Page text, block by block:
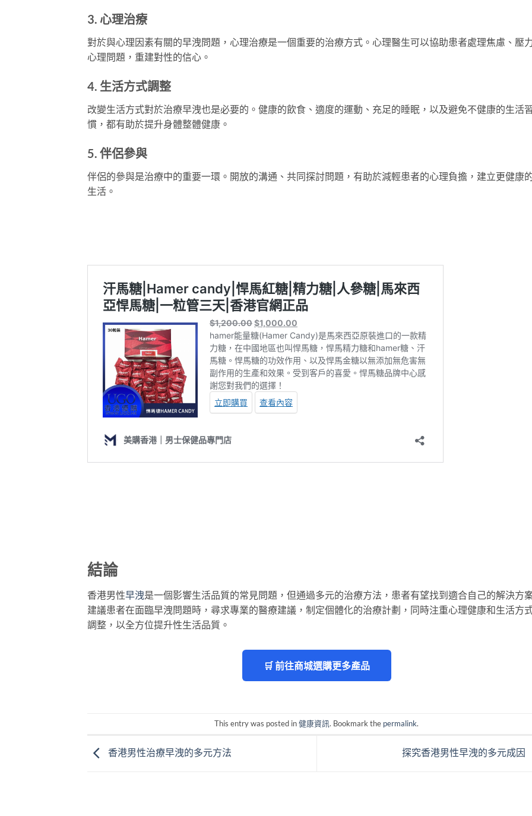
3. 心理治療
對於與心理因素有關的早洩問題，心理治療是一個重要的治療方式。心理醫生可以協助患者處理焦慮、壓
心理問題，重建對性的信心。
4. 生活方式調整
改變生活方式對於治療早洩也是必要的。健康的飲食、適度的運動、充足的睡眠，以及避免不健康的生活
慣，都有助於提升身體整體健康。
5. 伴侶參與
伴侶的參與是治療中的重要一環。開放的溝通、共同探討問題，有助於減輕患者的心理負擔，建立更健康
生活。
結論
香港男性早洩是一個影響生活品質的常見問題，但通過多元的治療方法，患者有望找到適合自己的解決方
建議患者在面臨早洩問題時，尋求專業的醫療建議，制定個體化的治療計劃，同時注重心理健康和生活方
調整，以全方位提升性生活品質。
🛒 前往商城選購更多產品
This entry was posted in健康資訊. Bookmark the permalink.
香港男性治療早洩的多元方法 探究香港男性早洩的多元成因